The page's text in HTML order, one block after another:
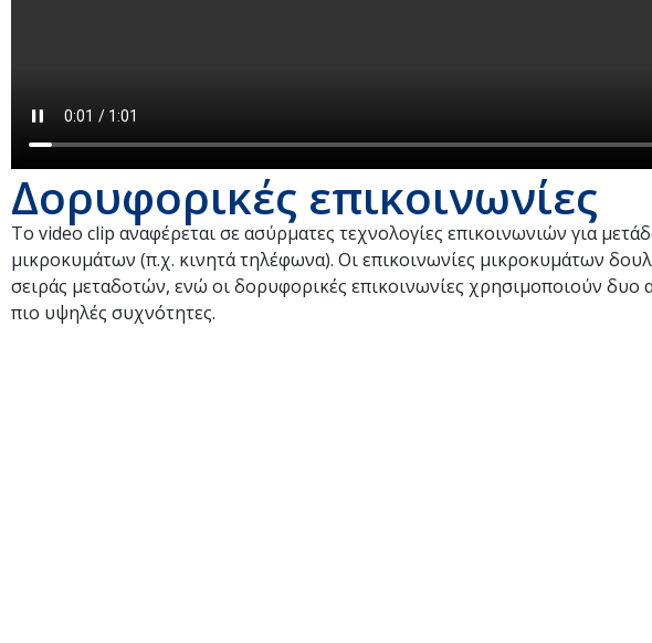
Δορυφορικές επικοινωνίες
Το video clip αναφέρεται σε ασύρματες τεχνολογίες επικοινωνιών για
μικροκυμάτων (π.χ. κινητά τηλέφωνα). Οι επικοινωνίες μικροκυμάτων
σειράς μεταδοτών, ενώ οι δορυφορικές επικοινωνίες χρησιμοποιούν δυο
πιο υψηλές συχνότητες.